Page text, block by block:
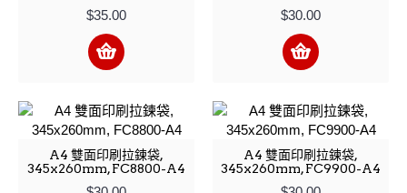
$35.00 $30.00
A4 雙面印刷拉鍊袋,
345x260mm, FC8800-A4
A4 雙面印刷拉鍊袋,
345x260mm, FC9900-A4